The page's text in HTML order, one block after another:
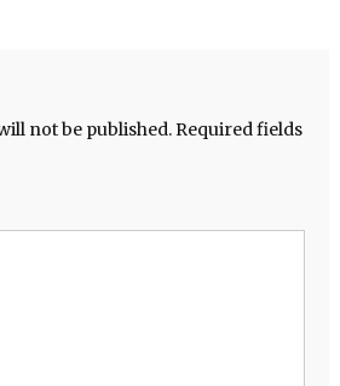
not be published. Required fields